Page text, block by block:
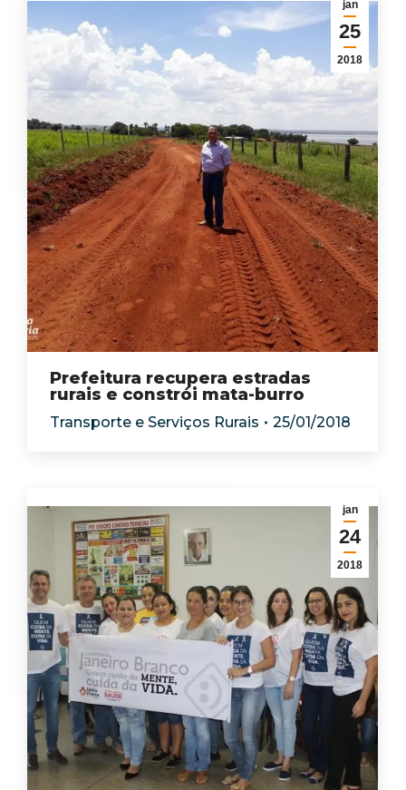
jan
25
2018
Prefeitura recupera estradas
rurais e constrói mata-burro
Transporte e Serviços Rurais 25/01/2018
jan
24
2018